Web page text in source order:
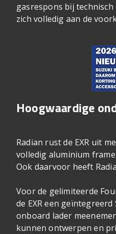
gasrespons bij
zich volledig aan de
Hoogwaardige
Radian rust de EXR uit
volledig aluminium
Ook daarvoor heeft
Voor de gelimiteerde
de EXR een
onboard lader
kunnen ontwerpen en